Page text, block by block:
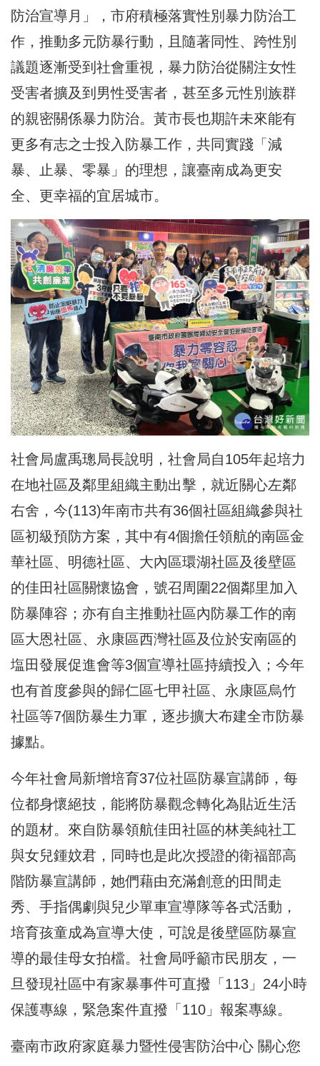
防治宣導月」，市府積極落實性別暴力防治工
作，推動多元防暴行動，且隨著同性、跨性別
議題逐漸受到社會重視，暴力防治從關注女性
受害者擴及到男性受害者，甚至多元性別族群
的親密關係暴力防治。黃市長也期許未來能有
更多有志之士投入防暴工作，共同實踐「減
暴、止暴、零暴」的理想，讓臺南成為更安
全、更幸福的宜居城市。
社會局盧禹璁局長說明，社會局自105年起培力
在地社區及鄰里組織主動出擊，就近關心左鄰
右舍，今(113)年南市共有36個社區組織參與社
區初級預防方案，其中有4個擔任領航的南區金
華社區、明德社區、大內區環湖社區及後壁區
的佳田社區關懷協會，號召周圍22個鄰里加入
防暴陣容；亦有自主推動社區內防暴工作的南
區大恩社區、永康區西灣社區及位於安南區的
塩田發展促進會等3個宣導社區持續投入；今年
也有首度參與的歸仁區七甲社區、永康區烏竹
社區等7個防暴生力軍，逐步擴大布建全市防暴
據點。
今年社會局新增培育37位社區防暴宣講師，每
位都身懷絕技，能將防暴觀念轉化為貼近生活
的題材。來自防暴領航佳田社區的林美純社工
與女兒鍾妏君，同時也是此次授證的衛福部高
階防暴宣講師，她們藉由充滿創意的田間走
秀、手指偶劇與兒少單車宣導隊等各式活動，
培育孩童成為宣導大使，可說是後壁區防暴宣
導的最佳母女拍檔。社會局呼籲市民朋友，一
旦發現社區中有家暴事件可直撥「113」24小時
保護專線，緊急案件直撥「110」報案專線。
臺南市政府家庭暴力暨性侵害防治中心 關心您